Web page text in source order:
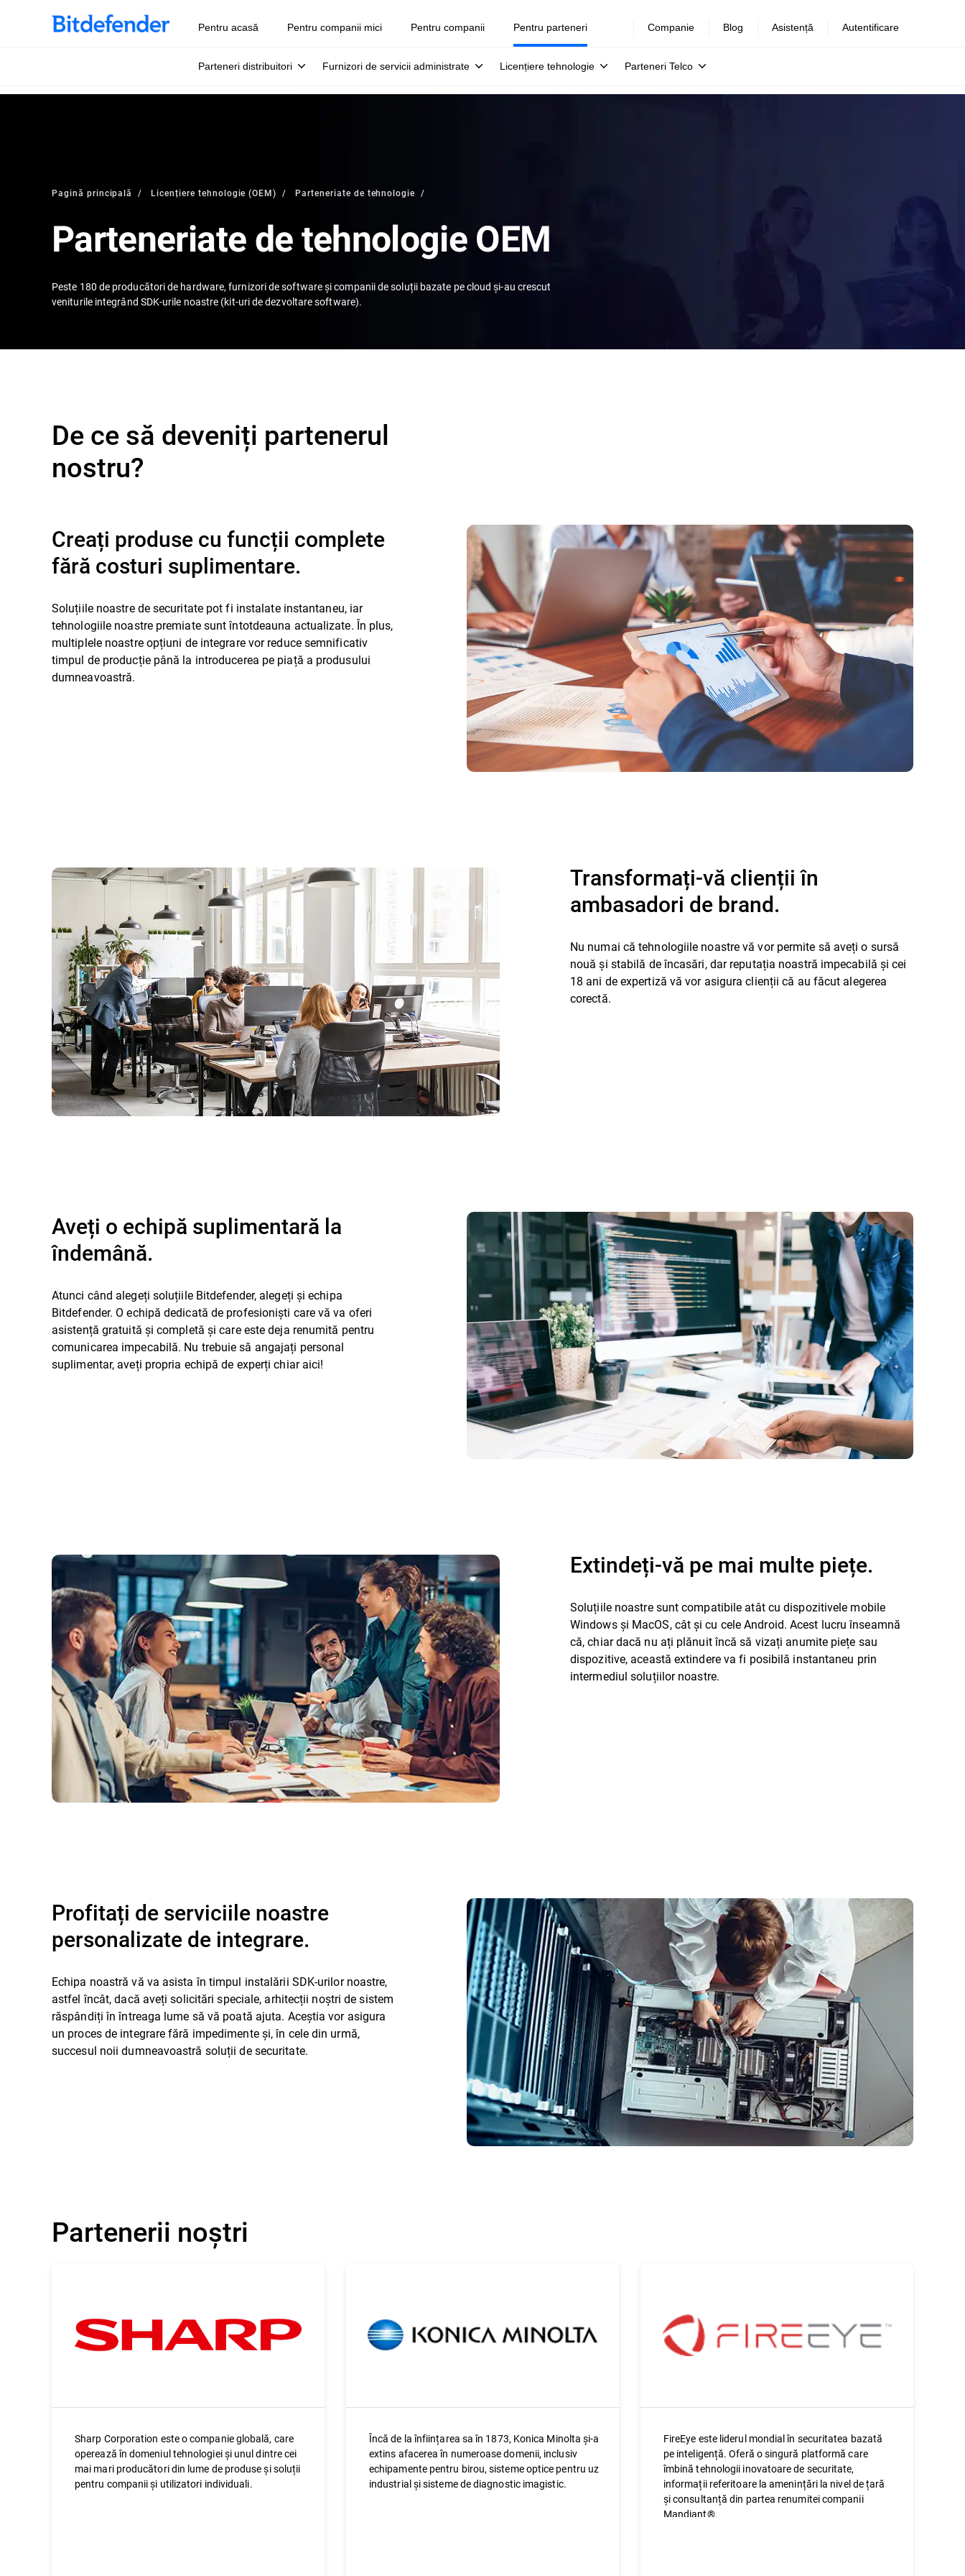
Pentru acasă Pentru companii mici Pentru companii Pentru parteneri
Parteneri distribuitori Furnizori de servicii administrate Licențiere tehnologie Parteneri Telco
Companie Blog Asistență Autentificare
Pagină principală Licențiere tehnologie (OEM) Parteneriate de tehnologie
Parteneriate de tehnologie OEM
Peste 180 de producători de hardware, furnizori de software și companii de soluții bazate pe cloud și-au crescut
veniturile integrând SDK-urile noastre (kit-uri de dezvoltare software).
De ce să deveniți partenerul
nostru?
Creați produse cu funcții complete
fără costuri suplimentare.
Soluțiile noastre de securitate pot fi instalate instantaneu, iar
tehnologiile noastre premiate sunt întotdeauna actualizate. În plus,
multiplele noastre opțiuni de integrare vor reduce semnificativ
timpul de producție până la introducerea pe piață a produsului
dumneavoastră.
Transformați-vă clienții în
ambasadori de brand.
Nu numai că tehnologiile noastre vă vor permite să aveți o sursă
nouă și stabilă de încasări, dar reputația noastră impecabilă și cei
18 ani de expertiză vă vor asigura clienții că au făcut alegerea
corectă.
Aveți o echipă suplimentară la
îndemână.
Atunci când alegeți soluțiile Bitdefender, alegeți și echipa
Bitdefender. O echipă dedicată de profesioniști care vă va oferi
asistență gratuită și completă și care este deja renumită pentru
comunicarea impecabilă. Nu trebuie să angajați personal
suplimentar, aveți propria echipă de experți chiar aici!
Extindeți-vă pe mai multe piețe.
Soluțiile noastre sunt compatibile atât cu dispozitivele mobile
Windows și MacOS, cât și cu cele Android. Acest lucru înseamnă
că, chiar dacă nu ați plănuit încă să vizați anumite piețe sau
dispozitive, această extindere va fi posibilă instantaneu prin
intermediul soluțiilor noastre.
Profitați de serviciile noastre
personalizate de integrare.
Echipa noastră vă va asista în timpul instalării SDK-urilor noastre,
astfel încât, dacă aveți solicitări speciale, arhitecții noștri de sistem
răspândiți în întreaga lume să vă poată ajuta. Aceștia vor asigura
un proces de integrare fără impedimente și, în cele din urmă,
succesul noii dumneavoastră soluții de securitate.
Partenerii noștri
Sharp Corporation este o companie globală, care
operează în domeniul tehnologiei și unul dintre cei
mai mari producători din lume de produse și soluții
pentru companii și utilizatori individuali.
Încă de la înființarea sa în 1873, Konica Minolta și-a
extins afacerea în numeroase domenii, inclusiv
echipamente pentru birou, sisteme optice pentru uz
industrial și sisteme de diagnostic imagistic.
FireEye este liderul mondial în securitatea bazată
pe inteligență. Oferă o singură platformă care
îmbină tehnologii inovatoare de securitate,
informații referitoare la amenințări la nivel de țară
și consultanță din partea renumitei companii
Mandiant®.